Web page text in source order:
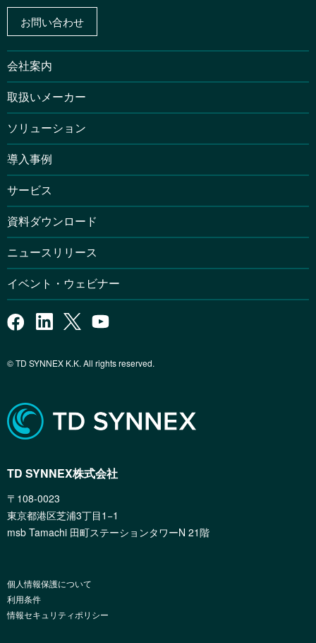
お問い合わせ
会社案内
取扱いメーカー
ソリューション
導入事例
サービス
資料ダウンロード
ニュースリリース
イベント・ウェビナー
© TD SYNNEX K.K. All rights reserved.
TD SYNNEX株式会社
〒108-0023
東京都港区芝浦3丁目1−1
msb Tamachi 田町ステーションタワーN 21階
個人情報保護について
利用条件
情報セキュリティポリシー